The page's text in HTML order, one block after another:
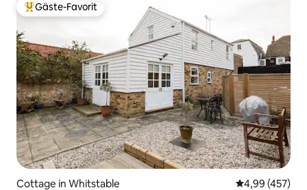
Beliebter Gäste-Favorit.
Gäste-Favorit
Cottage in Whitstable 4,99 (457)